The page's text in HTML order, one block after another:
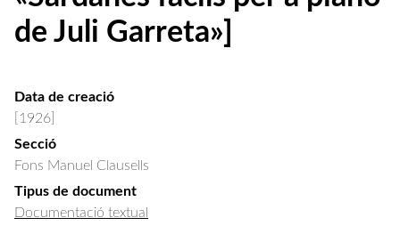
de Juli Garreta»]
Data de creació
[1926]
Secció
Fons Manuel Clausells
Tipus de document
Documentació textual